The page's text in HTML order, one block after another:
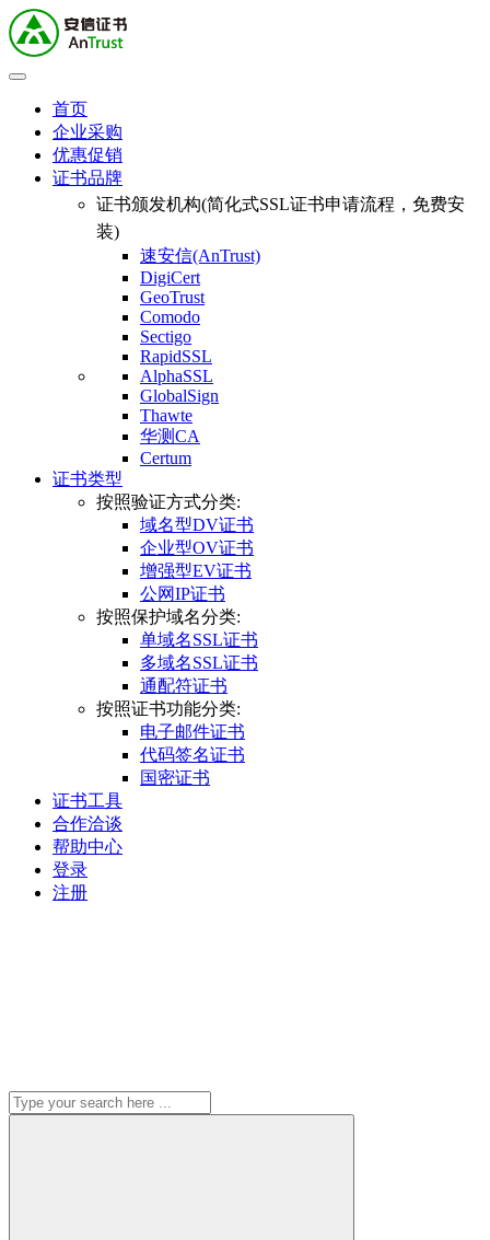
首页
企业采购
优惠促销
证书品牌
证书颁发机构(简化式SSL证书申请流程，免费安
装)
速安信(AnTrust)
DigiCert
GeoTrust
Comodo
Sectigo
RapidSSL
AlphaSSL
GlobalSign
Thawte
华测CA
Certum
证书类型
按照验证方式分类:
域名型DV证书
企业型OV证书
增强型EV证书
公网IP证书
按照保护域名分类:
单域名SSL证书
多域名SSL证书
通配符证书
按照证书功能分类:
电子邮件证书
代码签名证书
国密证书
证书工具
合作洽谈
帮助中心
登录
注册